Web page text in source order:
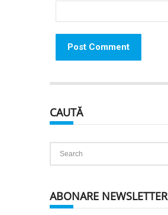
CAUTĂ
ABONARE NEWSLETTER